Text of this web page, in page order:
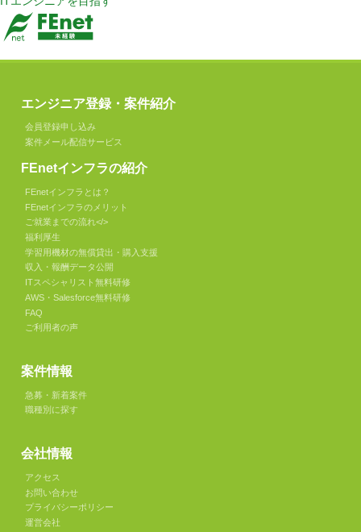
エンジニア登録・案件紹介
会員登録申し込み
案件メール配信サービス
FEnetインフラの紹介
FEnetインフラとは？
FEnetインフラのメリット
ご就業までの流れ</>
福利厚生
学習用機材の無償貸出・購入支援
収入・報酬データ公開
ITスペシャリスト無料研修
AWS・Salesforce無料研修
FAQ
ご利用者の声
案件情報
急募・新着案件
職種別に探す
会社情報
アクセス
お問い合わせ
プライバシーポリシー
運営会社